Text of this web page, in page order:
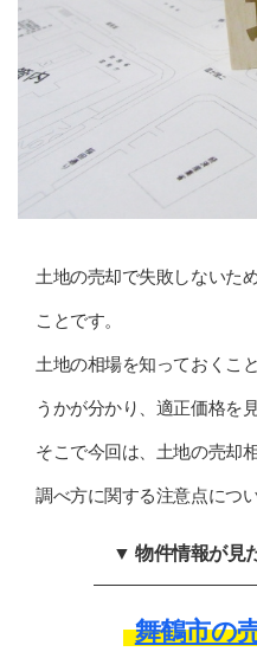
土地の売却で失敗しないた
ことです。
土地の相場を知っておくこ
うかが分かり、適正価格を
そこで今回は、土地の売却
調べ方に関する注意点につ
▼ 物件情報が見
舞鶴市の